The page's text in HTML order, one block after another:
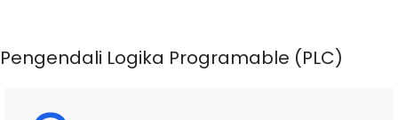
Pengendali Logika Programable (PLC)